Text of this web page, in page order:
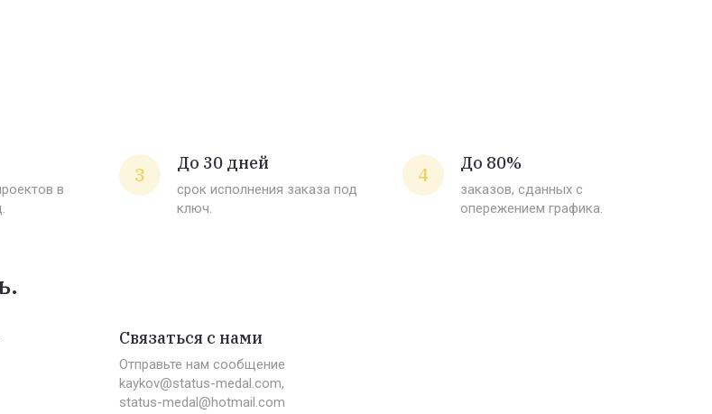
в
3 До 30 дней
срок исполнения заказа под
ключ.
4 До 80%
заказов, сданных с
опережением графика.
Связаться с нами
Отправьте нам сообщение
kaykov@status-medal.com,
status-medal@hotmail.com